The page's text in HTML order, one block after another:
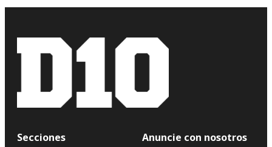
Secciones
Anuncie con nosotros